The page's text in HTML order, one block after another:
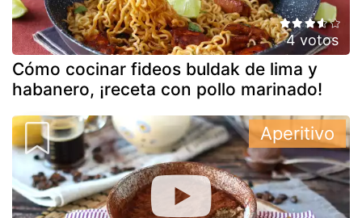
4 votos
Cómo cocinar fideos buldak de lima y
habanero, ¡receta con pollo marinado!
Aperitivo